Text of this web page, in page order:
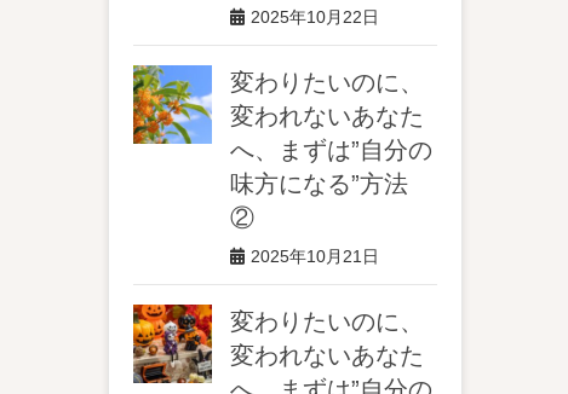
2025年10月22日
変わりたいのに、
変われないあなた
へ、まずは”自分の
味方になる”方法
②
2025年10月21日
変わりたいのに、
変われないあなた
へ、まずは”自分の